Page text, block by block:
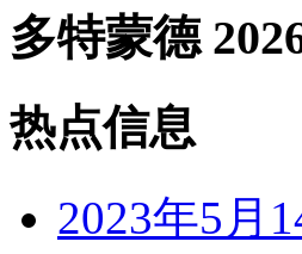
多特蒙德
热点信息
2023年5月